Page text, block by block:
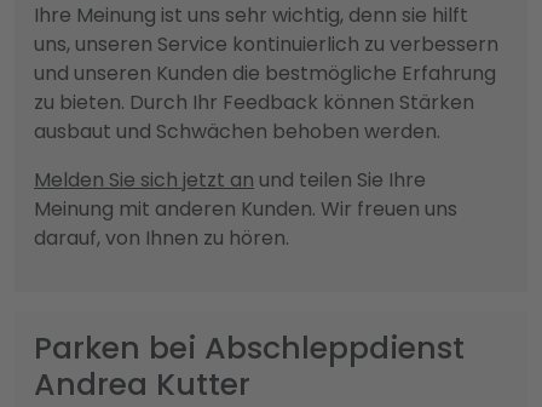
Ihre Meinung ist uns sehr wichtig, denn sie hilft
uns, unseren Service kontinuierlich zu verbessern
und unseren Kunden die bestmögliche Erfahrung
zu bieten. Durch Ihr Feedback können Stärken
ausbaut und Schwächen behoben werden.
Melden Sie sich jetzt an und teilen Sie Ihre
Meinung mit anderen Kunden. Wir freuen uns
darauf, von Ihnen zu hören.
Parken bei Abschleppdienst
Andrea Kutter